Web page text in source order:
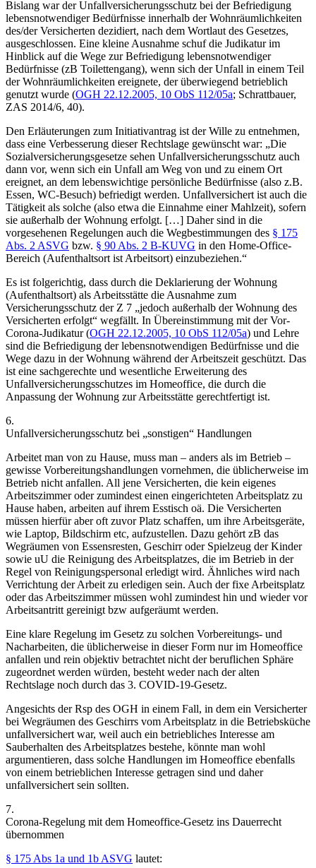
Bislang war der Unfallversicherungsschutz bei der Befriedigung
lebensnotwendiger Bedürfnisse innerhalb der Wohnräumlichkeiten
des/der Versicherten dezidiert, nach dem Wortlaut des Gesetzes,
ausgeschlossen. Eine kleine Ausnahme schuf die Judikatur im
Hinblick auf die Wege zur Befriedigung lebensnotwendiger
Bedürfnisse (zB Toilettengang), wenn sich der Unfall in einem Teil
der Wohnräumlichkeiten ereignete, der überwiegend betrieblich
genutzt wurde (OGH 22.12.2005, 10 ObS 112/05a; Schrattbauer,
ZAS 2014/6, 40).
Den Erläuterungen zum Initiativantrag ist der Wille zu entnehmen,
dass eine Verbesserung dieser Rechtslage gewünscht war: „Die
Sozialversicherungsgesetze sehen Unfallversicherungsschutz auch
dann vor, wenn sich ein Unfall am Weg von und zu einem Ort
ereignet, an dem lebenswichtige persönliche Bedürfnisse (also z.B.
Essen, WC-Besuch) befriedigt werden. Unfallversichert ist auch die
Tätigkeit als solche (also etwa die Einnahme einer Mahlzeit), sofern
sie außerhalb der Wohnung erfolgt. […] Daher sind in die
vorgesehenen Regelungen auch die Wegbestimmungen des § 175
Abs. 2 ASVG bzw. § 90 Abs. 2 B-KUVG in den Home-Office-
Bereich (Aufenthaltsort ist Arbeitsort) einzubeziehen.“
Es ist folgerichtig, dass durch die Deklarierung der Wohnung
(Aufenthaltsort) als Arbeitsstätte die Ausnahme zum
Versicherungsschutz der Z 7 „jedoch außerhalb der Wohnung des
Versicherten erfolgt“ wegfällt. In Übereinstimmung mit der Vor-
Corona-Judikatur (OGH 22.12.2005, 10 ObS 112/05a) und Lehre
sind die Befriedigung der lebensnotwendigen Bedürfnisse und die
Wege dazu in der Wohnung während der Arbeitszeit geschützt. Das
ist eine sachgerechte und wesentliche Erweiterung des
Unfallversicherungsschutzes im Homeoffice, die durch die
Anpassung der Wohnung zur Arbeitsstätte gerechtfertigt ist.
6.
Unfallversicherungsschutz bei „sonstigen“ Handlungen
Arbeitet man von zu Hause, muss man – anders als im Betrieb –
gewisse Vorbereitungshandlungen vornehmen, die üblicherweise im
Betrieb nicht anfallen. All jene Versicherten, die kein eigenes
Arbeitszimmer oder zumindest einen eingerichteten Arbeitsplatz zu
Hause haben, arbeiten auf ihrem Esstisch oä. Die Versicherten
müssen hierfür aber oft zuvor Platz schaffen, um ihre Arbeitsgeräte,
wie Laptop, Bildschirm etc, aufzustellen. Dazu gehört zB das
Wegräumen von Essensresten, Geschirr oder Spielzeug der Kinder
sowie uU die Reinigung des Arbeitsplatzes, die im Betrieb in der
Regel von Reinigungspersonal erledigt wird. Ähnliches wird nach
Verrichtung der Arbeit zu erledigen sein. Auch der fixe Arbeitsplatz
oder das Arbeitszimmer müssen wohl zumindest hin und wieder vor
Arbeitsantritt gereinigt bzw aufgeräumt werden.
Eine klare Regelung im Gesetz zu solchen Vorbereitungs- und
Nacharbeiten, die üblicherweise in dieser Form nur im Homeoffice
anfallen und rein objektiv betrachtet nicht der beruflichen Sphäre
zugeordnet werden würden, besteht weder nach der alten
Rechtslage noch durch das 3. COVID-19-Gesetz.
Angesichts der Rsp des OGH in einem Fall, in dem ein Versicherter
bei Wegräumen des Geschirrs vom Arbeitsplatz in die Betriebsküche
unfallversichert war, weil auch ein betriebliches Interesse am
Sauberhalten des Arbeitsplatzes bestehe, könnte man wohl
argumentieren, dass solche Handlungen im Homeoffice ebenfalls
von einem betrieblichen Interesse getragen sind und daher
unfallversichert sein sollten.
7.
Corona-Regelung mit dem Homeoffice-Gesetz ins Dauerrecht
übernommen
§ 175 Abs 1a und 1b ASVG lautet: